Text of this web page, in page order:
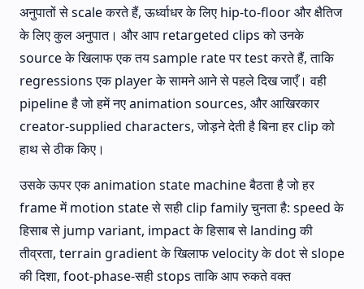
अनुपातों से scale करते हैं, ऊर्ध्वाधर के लिए hip-to-floor और क्षैतिज
के लिए कुल अनुपात। और आप retargeted clips को उनके
source के खिलाफ एक तय sample rate पर test करते हैं, ताकि
regressions एक player के सामने आने से पहले दिख जाएँ। वही
pipeline है जो हमें नए animation sources, और आखिरकार
creator-supplied characters, जोड़ने देती है बिना हर clip को
हाथ से ठीक किए।
उसके ऊपर एक animation state machine बैठता है जो हर
frame में motion state से सही clip family चुनता है: speed के
हिसाब से jump variant, impact के हिसाब से landing की
तीव्रता, terrain gradient के खिलाफ velocity के dot से slope
की दिशा, foot-phase-सही stops ताकि आप रुकते वक्त